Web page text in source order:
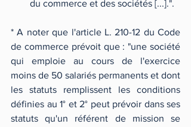
du commerce et des sociétés [...].".
* A noter que l'article L. 210-12 du Code
de commerce prévoit que : "une société
qui emploie au cours de l'exercice
moins de 50 salariés permanents et dont
les statuts remplissent les conditions
définies au 1° et 2° peut prévoir dans ses
statuts qu'un référent de mission se